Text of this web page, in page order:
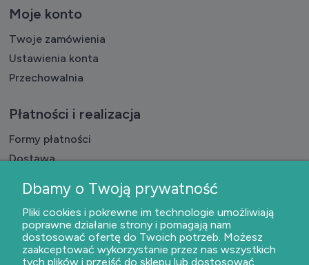
Moje konto
Twoje zamówienia
Ustawienia konta
Przechowalnia
Płatności i realizacja
Formy płatności
Dostawa
O nas
Kontakt i dane firmy
O firmie
Dbamy o Twoją prywatność
Pliki cookies i pokrewne im technologie umożliwiają
poprawne działanie strony i pomagają nam
dostosować ofertę do Twoich potrzeb. Możesz
zaakceptować wykorzystanie przez nas wszystkich
tych plików i przejść do sklepu lub dostosować